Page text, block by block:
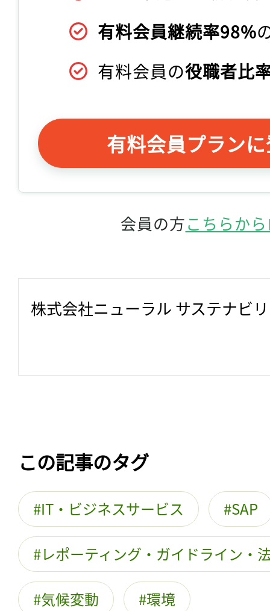
有料会員継続率98%
有料会員の役職者比
有料会員プラン
会員の方こちらか
株式会社ニューラル サステナビ
この記事のタグ
IT・ビジネスサービス SAP
レポーティング・ガイドライン・
気候変動 環境